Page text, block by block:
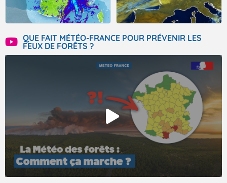
QUE FAIT MÉTÉO-FRANCE POUR PRÉVENIR LES
FEUX DE FORÊTS ?